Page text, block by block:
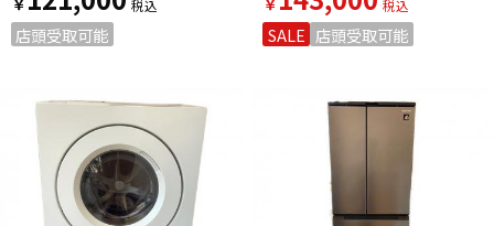
店頭受取可能 SALE 店頭受取可能